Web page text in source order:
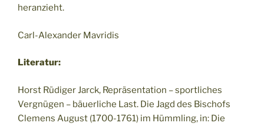
heranzieht.
Carl-Alexander Mavridis
Literatur:
Horst Rüdiger Jarck, Repräsentation – sportliches
Vergnügen – bäuerliche Last. Die Jagd des Bischofs
Clemens August (1700-1761) im Hümmling, in: Die